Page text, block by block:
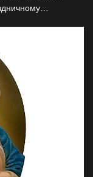
Ночные огни